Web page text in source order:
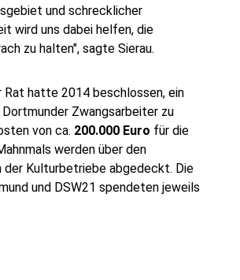
und schrecklicher
wird uns dabei helfen, die
zu halten", sagte Sierau.
Rat hatte 2014 beschlossen, ein
Zwangsarbeiter zu
von ca. 200.000 Euro für die
werden über den
Kulturbetriebe abgedeckt. Die
und DSW21 spendeten jeweils